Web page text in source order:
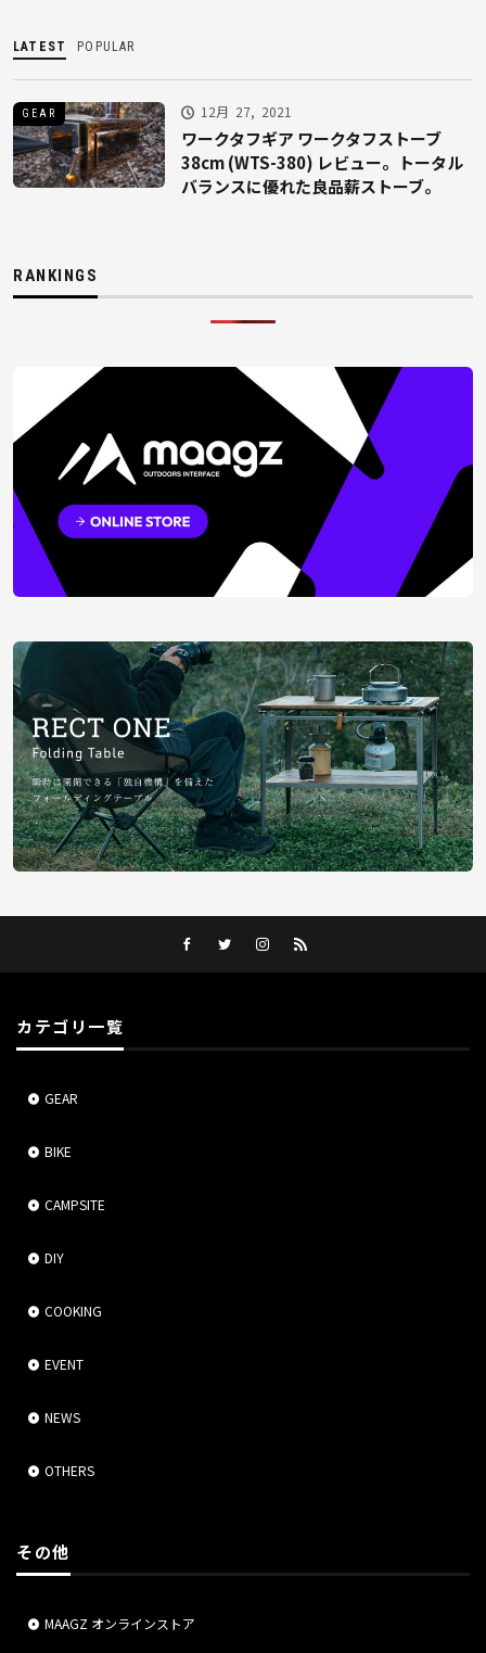
LATEST POPULAR
12月 27, 2021
GEAR
ワークタフギア ワークタフストーブ
38cm (WTS-380) レビュー。トータル
バランスに優れた良品薪ストーブ。
RANKINGS
カテゴリ一覧
GEAR
BIKE
CAMPSITE
DIY
COOKING
EVENT
NEWS
OTHERS
その他
MAAGZ オンラインストア